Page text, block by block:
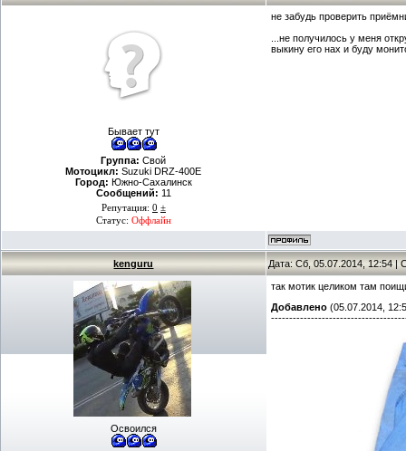
Бывает тут
Группа: Свой
Мотоцикл: Suzuki DRZ-400E
Город: Южно-Сахалинск
Сообщений: 11
Репутация: 0 ±
Статус: Оффлайн
не забудь проверить
...не получилось у меня
выкину его нах и буду
kenguru Дата: Сб, 05.07.2014, 12:54 |
Освоился
так мотик целиком там
Добавлено (05.07.2014,